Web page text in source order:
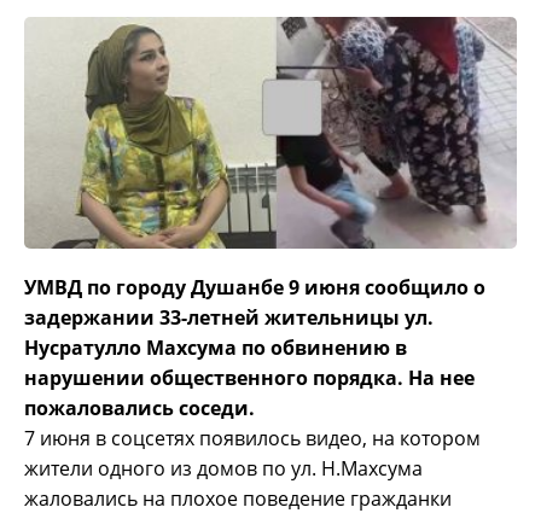
УМВД по городу Душанбе 9 июня сообщило о
задержании 33-летней жительницы ул.
Нусратулло Махсума по обвинению в
нарушении общественного порядка. На нее
пожаловались соседи.
7 июня в соцсетях появилось видео, на котором
жители одного из домов по ул. Н.Махсума
жаловались на плохое поведение гражданки